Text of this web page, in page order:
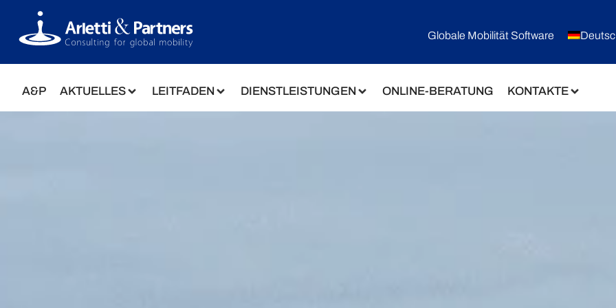
Globale Mobilität Software
A&P AKTUELLES LEITFADEN DIENSTLEISTUNGEN ONLINE-BERATUNG KONTAKTE